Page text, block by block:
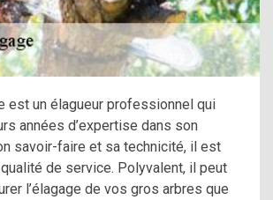
est un élagueur professionnel qui
années d’expertise dans son
savoir-faire et sa technicité, il est
de service. Polyvalent, il peut
l’élagage de vos gros arbres que